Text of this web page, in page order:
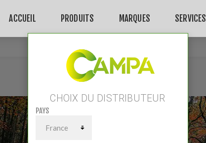
ACCUEIL PRODUITS MARQUES SERVICES
CHOIX DU DISTRIBUTEUR
PAYS